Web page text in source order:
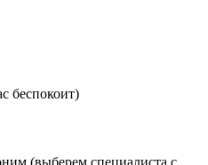
беспокоит)
(выберем специалиста с